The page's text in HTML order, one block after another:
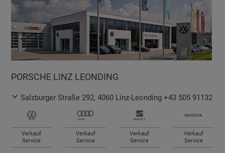
PORSCHE LINZ LEONDING
Salzburger Straße 292,4060 Linz-Leonding +43 505 91132
Verkauf
Service
Verkauf
Service
Verkauf
Service
Verkauf
Service